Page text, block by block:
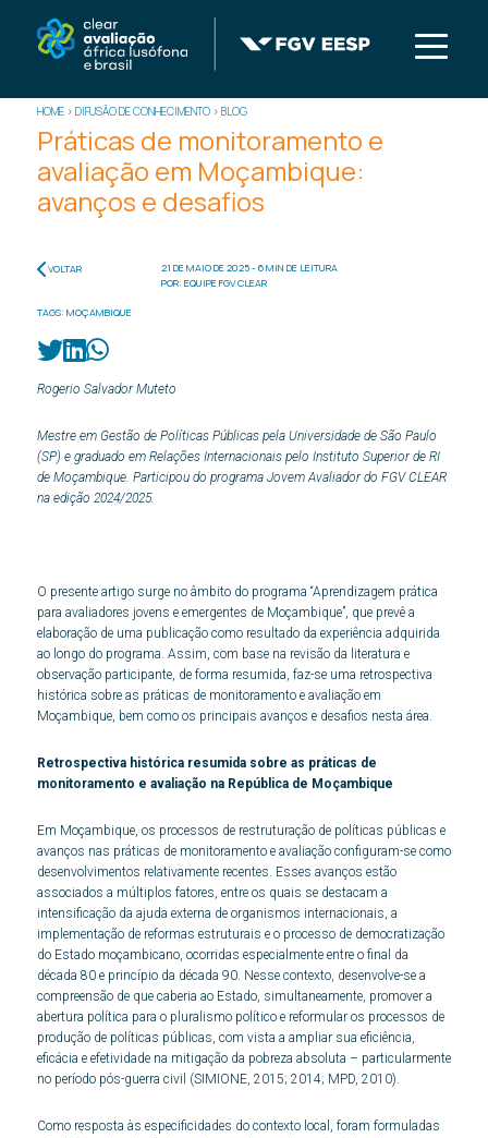
HOME > DIFUSÃO DE CONHECIMENTO > BLOG
Práticas de monitoramento e
avaliação em Moçambique:
avanços e desafios
VOLTAR
21 DE MAIO DE 2025 - 6 MIN DE LEITURA
POR: EQUIPE FGV CLEAR
TAGS: MOÇAMBIQUE
Rogerio Salvador Muteto
Mestre em Gestão de Políticas Públicas pela Universidade de São Paulo
(SP) e graduado em Relações Internacionais pelo Instituto Superior de RI
de Moçambique. Participou do programa Jovem Avaliador do FGV CLEAR
na edição 2024/2025.
O presente artigo surge no âmbito do programa “Aprendizagem prática
para avaliadores jovens e emergentes de Moçambique”, que prevê a
elaboração de uma publicação como resultado da experiência adquirida
ao longo do programa. Assim, com base na revisão da literatura e
observação participante, de forma resumida, faz-se uma retrospectiva
histórica sobre as práticas de monitoramento e avaliação em
Moçambique, bem como os principais avanços e desafios nesta área.
Retrospectiva histórica resumida sobre as práticas de
monitoramento e avaliação na República de Moçambique
Em Moçambique, os processos de restruturação de políticas públicas e
avanços nas práticas de monitoramento e avaliação configuram-se como
desenvolvimentos relativamente recentes. Esses avanços estão
associados a múltiplos fatores, entre os quais se destacam a
intensificação da ajuda externa de organismos internacionais, a
implementação de reformas estruturais e o processo de democratização
do Estado moçambicano, ocorridas especialmente entre o final da
década 80 e princípio da década 90. Nesse contexto, desenvolve-se a
compreensão de que caberia ao Estado, simultaneamente, promover a
abertura política para o pluralismo político e reformular os processos de
produção de políticas públicas, com vista a ampliar sua eficiência,
eficácia e efetividade na mitigação da pobreza absoluta – particularmente
no período pós-guerra civil (SIMIONE, 2015; 2014; MPD, 2010).
Como resposta às especificidades do contexto local, foram formuladas